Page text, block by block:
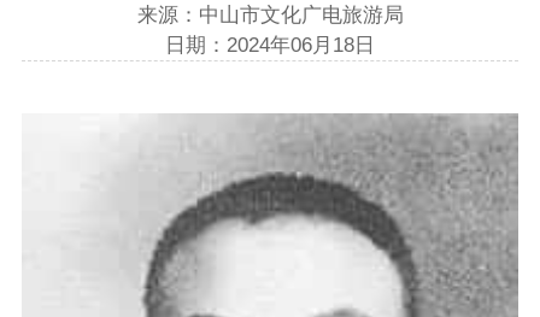
来源：中山市文化广电旅游局
日期：2024年06月18日